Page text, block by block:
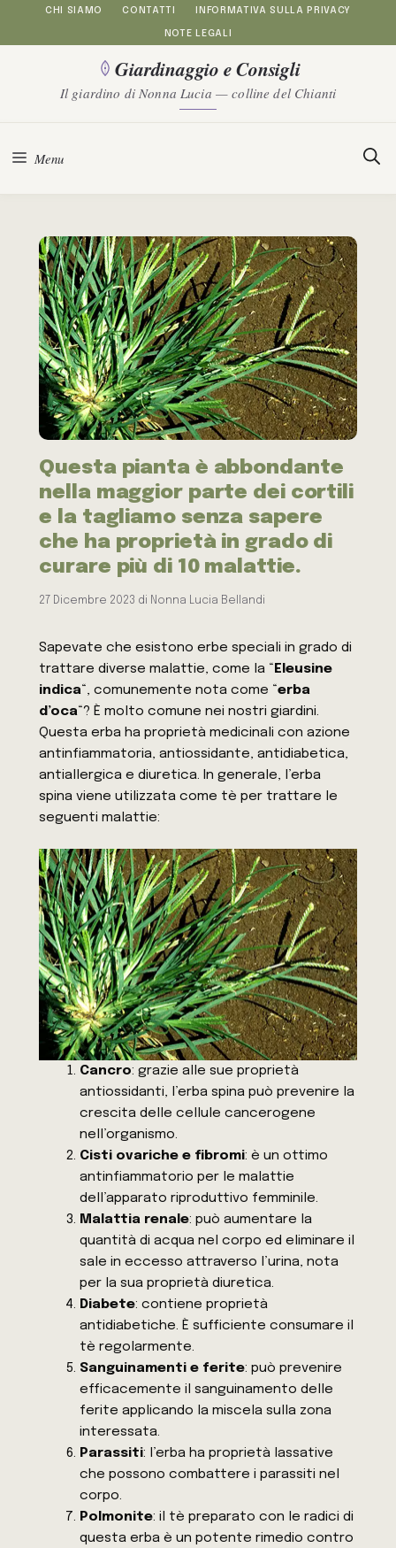
al
contenuto
CHI SIAMO CONTATTI INFORMATIVA SULLA PRIVACY
NOTE LEGALI
Giardinaggio e Consigli
Il giardino di Nonna Lucia — colline del Chianti
Menu
Questa pianta è abbondante
nella maggior parte dei cortili
e la tagliamo senza sapere
che ha proprietà in grado di
curare più di 10 malattie.
27 Dicembre 2023 di Nonna Lucia Bellandi
Sapevate che esistono erbe speciali in grado di
trattare diverse malattie, come la “ Eleusine
indica“, comunemente nota come “erba
d’oca“? È molto comune nei nostri giardini.
Questa erba ha proprietà medicinali con azione
antinfiammatoria, antiossidante, antidiabetica,
antiallergica e diuretica. In generale, l’erba
spina viene utilizzata come tè per trattare le
seguenti malattie:
Cancro: grazie alle sue proprietà
antiossidanti, l’erba spina può prevenire la
crescita delle cellule cancerogene
nell’organismo.
Cisti ovariche e fibromi: è un ottimo
antinfiammatorio per le malattie
dell’apparato riproduttivo femminile.
Malattia renale: può aumentare la
quantità di acqua nel corpo ed eliminare il
sale in eccesso attraverso l’urina, nota
per la sua proprietà diuretica.
Diabete: contiene proprietà
antidiabetiche. È sufficiente consumare il
tè regolarmente.
Sanguinamenti e ferite: può prevenire
efficacemente il sanguinamento delle
ferite applicando la miscela sulla zona
interessata.
Parassiti: l’erba ha proprietà lassative
che possono combattere i parassiti nel
corpo.
Polmonite: il tè preparato con le radici di
questa erba è un potente rimedio contro